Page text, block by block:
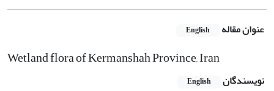
عنوان مقاله English
Wetland flora of Kermanshah Province, Iran
نویسندگان English